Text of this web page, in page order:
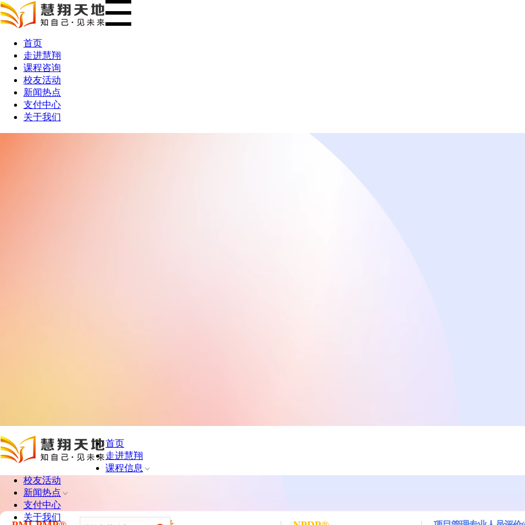
首页
走进慧翔
课程咨询
校友活动
新闻热点
支付中心
关于我们
首页
走进慧翔
课程信息
校友活动
新闻热点
支付中心
关于我们